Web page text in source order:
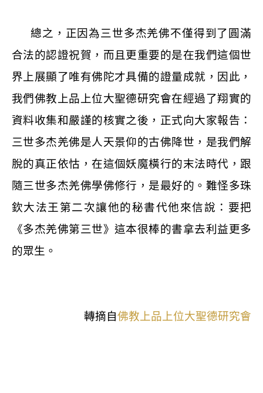
總之，正因為三世多杰羌佛不僅得到了圓滿
合法的認證祝賀，而且更重要的是在我們這個世
界上展顯了唯有佛陀才具備的證量成就，因此，
我們佛教上品上位大聖德研究會在經過了翔實的
資料收集和嚴謹的核實之後，正式向大家報告：
三世多杰羌佛是人天景仰的古佛降世，是我們解
脫的真正依怙，在這個妖魔橫行的末法時代，跟
隨三世多杰羌佛學佛修行，是最好的。難怪多珠
欽大法王第二次讓他的秘書代他來信說：要把
《多杰羌佛第三世》這本很棒的書拿去利益更多
的眾生。
轉摘自佛教上品上位大聖德研究會